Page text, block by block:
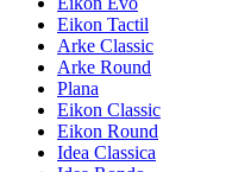
Eikon Tactil
Arke Classic
Arke Round
Plana
Eikon Classic
Eikon Round
Idea Classica